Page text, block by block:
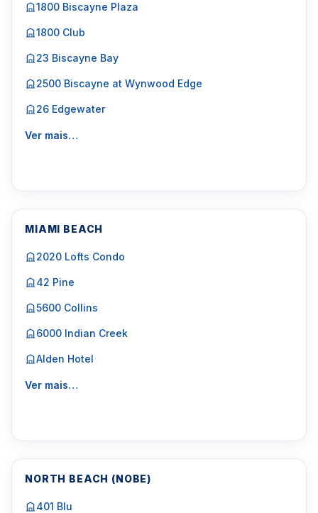
1800 Biscayne Plaza
1800 Club
23 Biscayne Bay
2500 Biscayne at Wynwood Edge
26 Edgewater
Ver mais…
MIAMI BEACH
2020 Lofts Condo
42 Pine
5600 Collins
6000 Indian Creek
Alden Hotel
Ver mais…
NORTH BEACH (NOBE)
401 Blu